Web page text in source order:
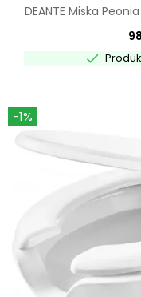
DEANTE Miska

-1%